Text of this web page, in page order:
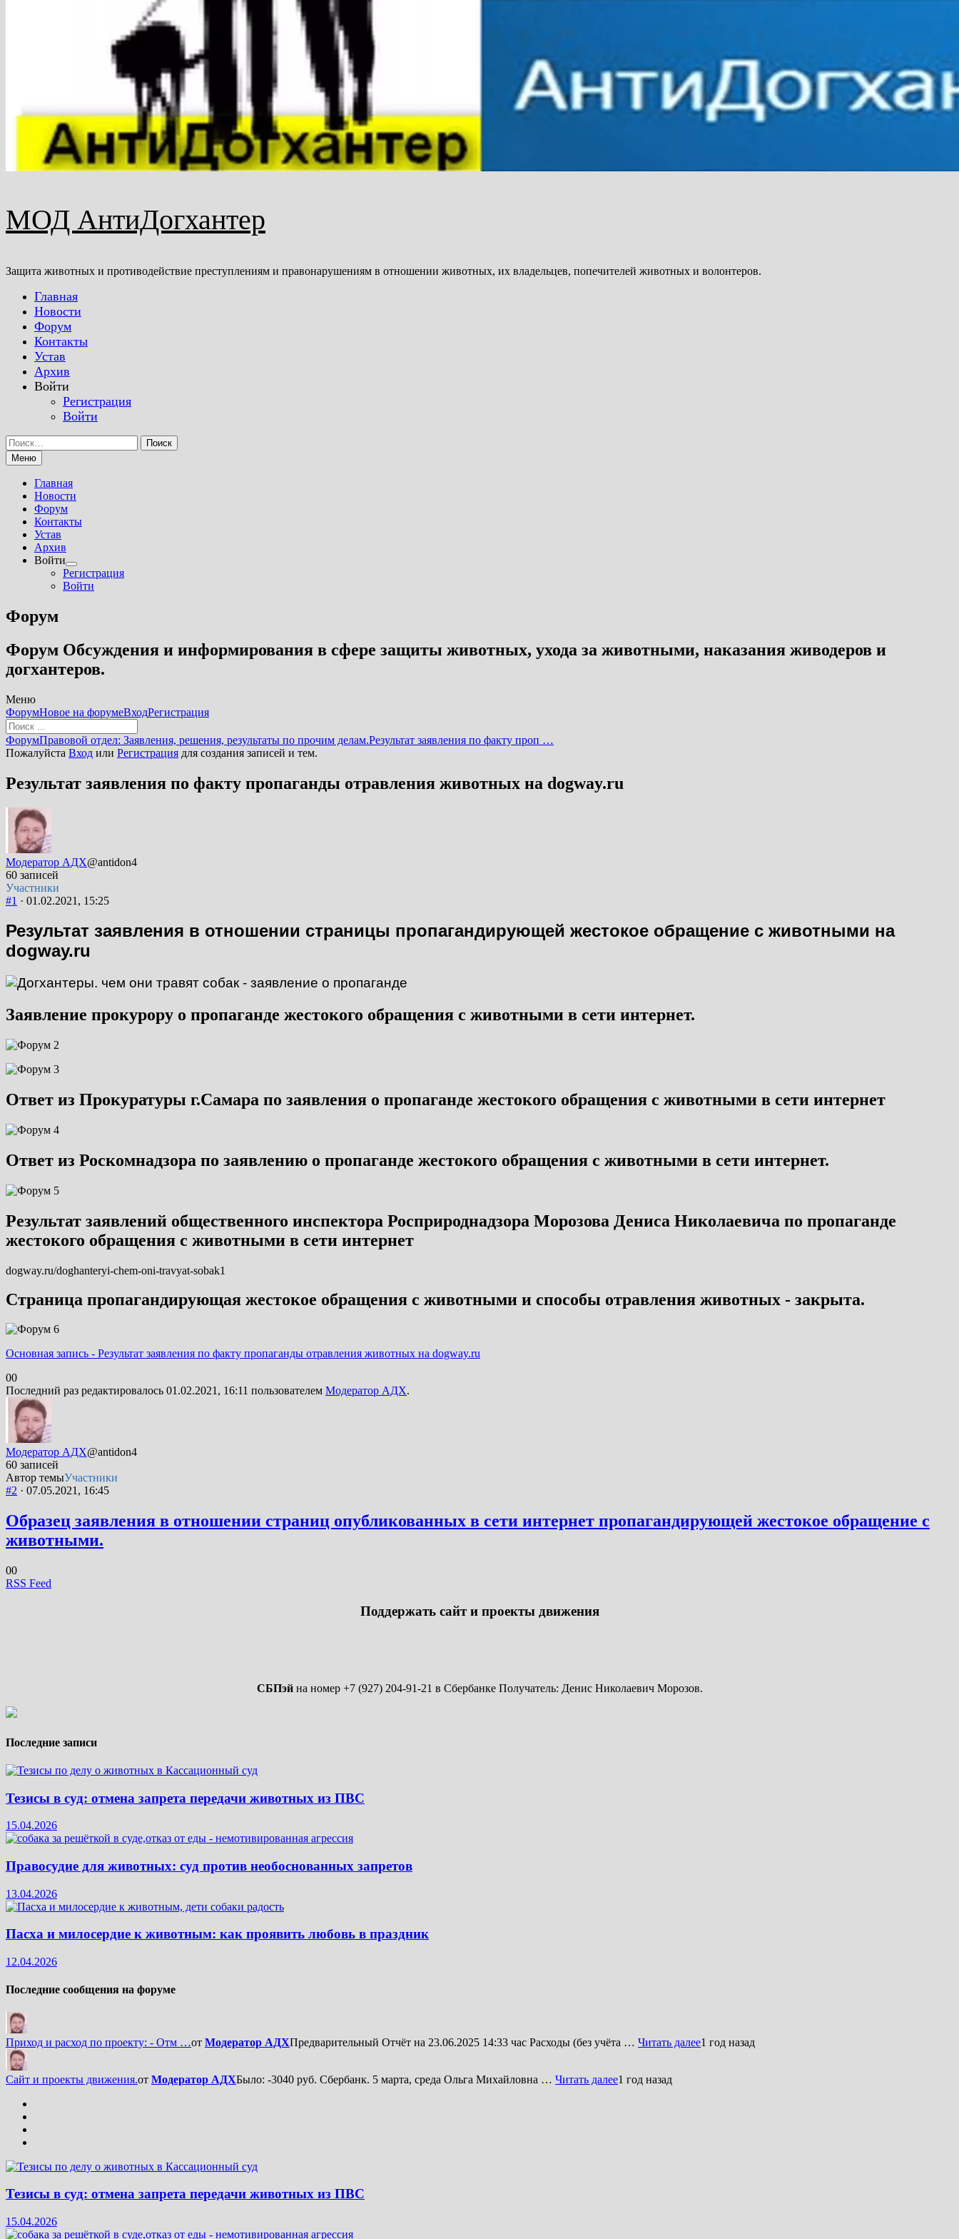
МОД АнтиДогхантер
Защита животных и противодействие преступлениям и правонарушениям в отношении животных, их владельцев, попечителей животных и волонтеров.
Главная
Новости
Форум
Контакты
Устав
Архив
Войти
Регистрация
Войти
Найти:
Меню
Главная
Новости
Форум
Контакты
Устав
Архив
Войти
Показать
подменю
Регистрация
Войти
Форум
Форум Обсуждения и информирования в сфере защиты животных, ухода за животными, наказания живодеров и
догхантеров.
Меню
Навигация
Форума
ФорумНовое на форумеВходРегистрация
Форум
breadcrumbs
Вы
здесь:
ФорумПравовой отдел: Заявления, решения, результаты по прочим делам.Результат заявления по факту проп …
Пожалуйста Вход или Регистрация для создания записей и тем.
Результат заявления по факту пропаганды отравления животных на dogway.ru
Модератор АДХ@antidon4
60 записей
Участники
#1 · 01.02.2021, 15:25
Результат заявления в отношении страницы пропагандирующей жестокое обращение с животными на
dogway.ru
Заявление прокурору о пропаганде жестокого обращения с животными в сети интернет.
Ответ из Прокуратуры г.Самара по заявления о пропаганде жестокого обращения с животными в сети интернет
Ответ из Роскомнадзора по заявлению о пропаганде жестокого обращения с животными в сети интернет.
Результат заявлений общественного инспектора Росприроднадзора Морозова Дениса Николаевича по пропаганде
жестокого обращения с животными в сети интернет
dogway.ru/doghanteryi-chem-oni-travyat-sobak1
Страница пропагандирующая жестокое обращения с животными и способы отравления животных - закрыта.
Основная запись - Результат заявления по факту пропаганды отравления животных на dogway.ru
Голосуйте
-
палец
вниз.
0Голосуйте
-
палец
вверх.
0
Последний раз редактировалось 01.02.2021, 16:11 пользователем Модератор АДХ.
Модератор АДХ@antidon4
60 записей
Автор темыУчастники
#2 · 07.05.2021, 16:45
Образец заявления в отношении страниц опубликованных в сети интернет пропагандирующей жестокое обращение с
животными.
Голосуйте
-
0Голосуйте
-
0
RSS Feed
Поддержать сайт и проекты движения
СБПэйна номер +7 (927) 204-91-21 в Сбербанке Получатель: Денис Николаевич Морозов.
Последние записи
Тезисы в суд: отмена запрета передачи животных из ПВС
15.04.2026
Правосудие для животных: суд против необоснованных запретов
13.04.2026
Пасха и милосердие к животным: как проявить любовь в праздник
12.04.2026
Последние сообщения на форуме
Приход и расход по проекту: - Отм …от Модератор АДХПредварительный Отчёт на 23.06.2025 14:33 час Расходы (без учёта … Читать далее1 год назад
Сайт и проекты движения.от Модератор АДХБыло: -3040 руб. Сбербанк. 5 марта, среда Ольга Михайловна … Читать далее1 год назад
Тезисы в суд: отмена запрета передачи животных из ПВС
15.04.2026